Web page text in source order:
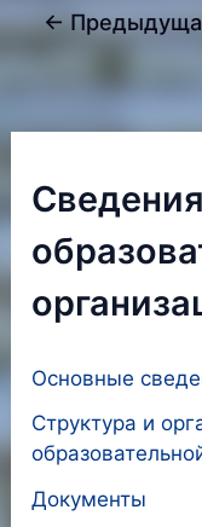
Постраничная
←
Основные
Структура и
Документы